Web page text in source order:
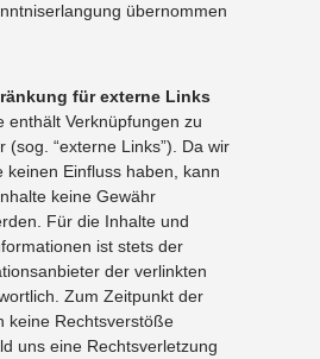
übernommen
für externe Links
enthält Verknüpfungen zu
(sog. “externe Links”). Da wir
keinen Einfluss haben, kann
keine Gewähr
Für die Inhalte und
ist stets der
der verlinkten
Zum Zeitpunkt der
keine Rechtsverstöße
uns eine Rechtsverletzung